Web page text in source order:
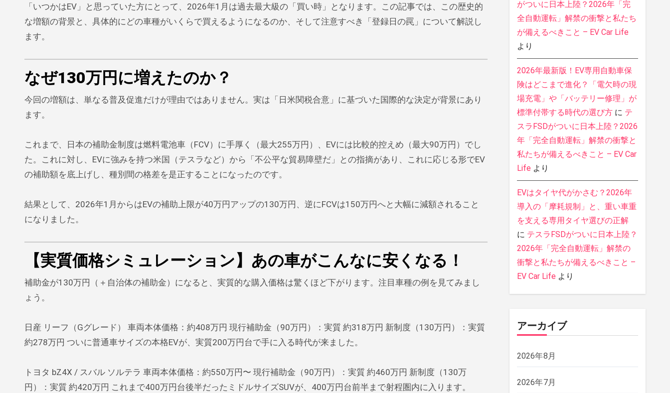
「いつかはEV」と思っていた方にとって、2026年1月は過去最大級の「買い時」となります。この記事では、この歴史的
な増額の背景と、具体的にどの車種がいくらで買えるようになるのか、そして注意すべき「登録日の罠」について解説し
ます。
なぜ130万円に増えたのか？
今回の増額は、単なる普及促進だけが理由ではありません。実は「日米関税合意」に基づいた国際的な決定が背景にあり
ます。
これまで、日本の補助金制度は燃料電池車（FCV）に手厚く（最大255万円）、EVには比較的控えめ（最大90万円）でし
た。これに対し、EVに強みを持つ米国（テスラなど）から「不公平な貿易障壁だ」との指摘があり、これに応じる形でEV
の補助額を底上げし、種別間の格差を是正することになったのです。
結果として、2026年1月からはEVの補助上限が40万円アップの130万円、逆にFCVは150万円へと大幅に減額されること
になりました。
【実質価格シミュレーション】あの車がこんなに安くなる！
補助金が130万円（＋自治体の補助金）になると、実質的な購入価格は驚くほど下がります。注目車種の例を見てみまし
ょう。
日産 リーフ（Gグレード） 車両本体価格：約408万円 現行補助金（90万円）：実質 約318万円 新制度（130万円）：実質
約278万円 ついに普通車サイズの本格EVが、実質200万円台で手に入る時代が来ました。
トヨタ bZ4X / スバル ソルテラ 車両本体価格：約550万円〜 現行補助金（90万円）：実質 約460万円 新制度（130万
円）：実質 約420万円 これまで400万円台後半だったミドルサイズSUVが、400万円台前半まで射程圏内に入ります。
がついに日本上陸？2026年「完
全自動運転」解禁の衝撃と私たち
が備えるべきこと – EV Car Life
より
2026年最新版！EV専用自動車保
険はどこまで進化？「電欠時の現
場充電」や「バッテリー修理」が
標準付帯する時代の選び方に テ
スラFSDがついに日本上陸？2026
年「完全自動運転」解禁の衝撃と
私たちが備えるべきこと – EV Car
Life より
EVはタイヤ代がかさむ？2026年
導入の「摩耗規制」と、重い車重
を支える専用タイヤ選びの正解
に テスラFSDがついに日本上陸？
2026年「完全自動運転」解禁の
衝撃と私たちが備えるべきこと –
EV Car Life より
アーカイブ
2026年8月
2026年7月